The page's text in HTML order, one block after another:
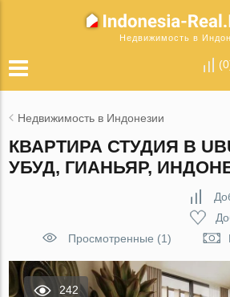
Недвижимость в
(0
Недвижимость в Индонезии
КВАРТИРА СТУДИЯ В
УБУД, ГИАНЬЯР,
Просмотренные (1)
242